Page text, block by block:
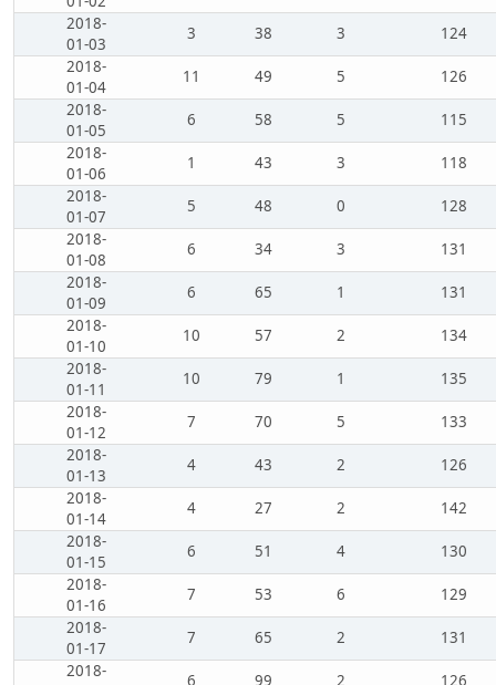
2018-
01-03
3 38 3
124
2018-
01-04
11 49 5
126
2018-
01-05
6 58 5
115
2018-
01-06
1 43 3
118
2018-
01-07
5 48 0
128
2018-
01-08
6 34 3
131
2018-
01-09
6 65 1
131
2018-
01-10
10 57 2
134
2018-
01-11
10 79 1
135
2018-
01-12
7 70 5
133
2018-
01-13
4 43 2
126
2018-
01-14
4 27 2
142
2018-
01-15
6 51 4
130
2018-
01-16
7 53 6
129
2018-
01-17
7 65 2
131
2018-
6 99 2
126